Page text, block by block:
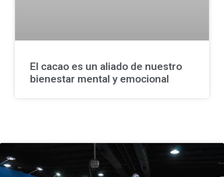
El cacao es un aliado de nuestro
bienestar mental y emocional